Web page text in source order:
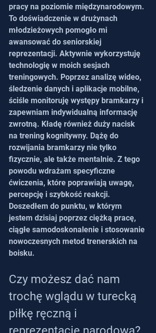
pracy na poziomie międzynarodowym.
To doświadczenie w drużynach
młodzieżowych pomogło mi
awansować do seniorskiej
reprezentacji. Aktywnie wykorzystuję
technologię w moich sesjach
treningowych. Poprzez analizę wideo,
śledzenie danych i aplikacje mobilne,
ściśle monitoruję występy bramkarzy i
zapewniam indywidualną informację
zwrotną. Kładę również duży nacisk
na trening kognitywny. Dążę do
rozwijania bramkarzy nie tylko
fizycznie, ale także mentalnie. Z tego
powodu wdrażam specyficzne
ćwiczenia, które poprawiają uwagę,
percepcję i szybkość reakcji.
Doszedłem do punktu, w którym
jestem dzisiaj poprzez ciężką pracę,
ciągłe samodoskonalenie i stosowanie
nowoczesnych metod trenerskich na
boisku.
Czy możesz dać nam
trochę wglądu w turecką
piłkę ręczną i